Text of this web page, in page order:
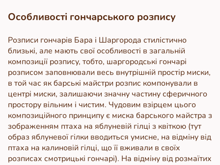
Особливості гончарського розпису
Розписи гончарів Бара і Шаргорода стилістично
близькі, але мають свої особливості в загальній
композиції розпису, тобто, шаргородські гончарі
розписом заповнювали весь внутрішній простір миски,
в той час як барські майстри розпис компонували в
центрі миски, залишаючи значну частину сферичного
простору вільним і чистим. Чудовим взірцем цього
композиційного принципу є миска барського майстра з
зображенням птаха на яблуневій гілці з квіткою (тут
образ яблуневої гілки вводиться умисне, на відміну від
птаха на калиновій гілці, що її вживали в своїх
розписах смотрицькі гончарі). На відміну від розмаїтих